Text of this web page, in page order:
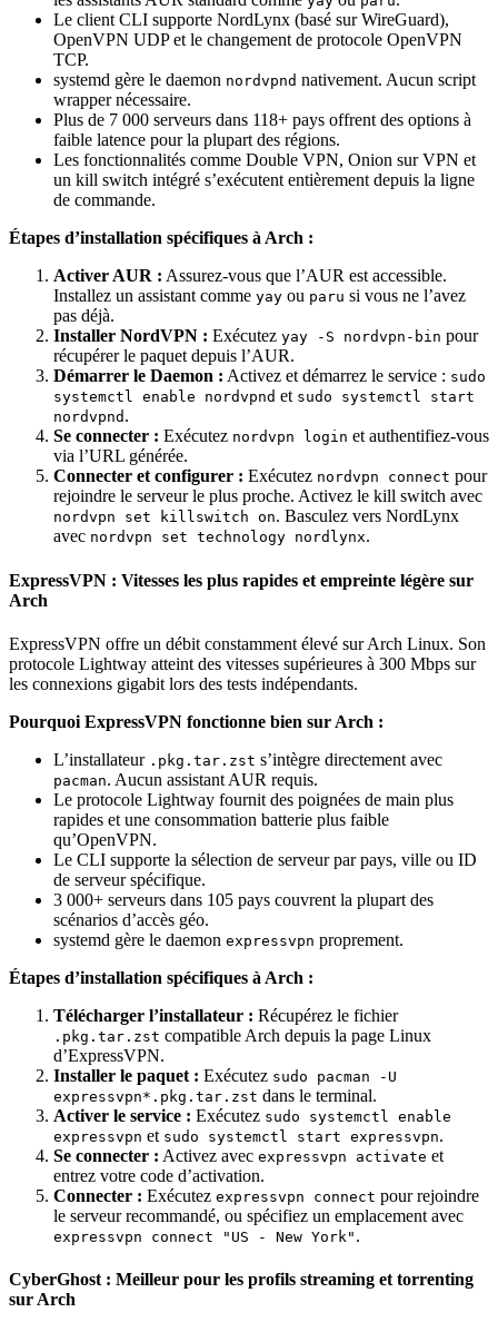
Le client CLI supporte NordLynx (basé sur WireGuard),
OpenVPN UDP et le changement de protocole OpenVPN
TCP.
systemd gère le daemon nordvpnd nativement. Aucun script
wrapper nécessaire.
Plus de 7 000 serveurs dans 118+ pays offrent des options à
faible latence pour la plupart des régions.
Les fonctionnalités comme Double VPN, Onion sur VPN et
un kill switch intégré s’exécutent entièrement depuis la ligne
de commande.
Étapes d’installation spécifiques à Arch :
Activer AUR : Assurez-vous que l’AUR est accessible.
Installez un assistant comme yay ou paru si vous ne l’avez
pas déjà.
Installer NordVPN : Exécutez yay -S nordvpn-bin pour
récupérer le paquet depuis l’AUR.
Démarrer le Daemon : Activez et démarrez le service : sudo
systemctl enable nordvpnd et sudo systemctl start
nordvpnd .
Se connecter : Exécutez nordvpn login et authentifiez-vous
via l’URL générée.
Connecter et configurer : Exécutez nordvpn connect pour
rejoindre le serveur le plus proche. Activez le kill switch avec
nordvpn set killswitch on. Basculez vers NordLynx
avec nordvpn set technology nordlynx.
ExpressVPN : Vitesses les plus rapides et empreinte légère sur
Arch
ExpressVPN offre un débit constamment élevé sur Arch Linux. Son
protocole Lightway atteint des vitesses supérieures à 300 Mbps sur
les connexions gigabit lors des tests indépendants.
Pourquoi ExpressVPN fonctionne bien sur Arch :
L’installateur .pkg.tar.zst s’intègre directement avec
pacman. Aucun assistant AUR requis.
Le protocole Lightway fournit des poignées de main plus
rapides et une consommation batterie plus faible
qu’OpenVPN.
Le CLI supporte la sélection de serveur par pays, ville ou ID
de serveur spécifique.
3 000+ serveurs dans 105 pays couvrent la plupart des
scénarios d’accès géo.
systemd gère le daemon expressvpn proprement.
Étapes d’installation spécifiques à Arch :
Télécharger l’installateur : Récupérez le fichier
.pkg.tar.zst compatible Arch depuis la page Linux
d’ExpressVPN.
Installer le paquet : Exécutez sudo pacman -U
expressvpn*.pkg.tar.zst dans le terminal.
Activer le service : Exécutez sudo systemctl enable
expressvpn et sudo systemctl start expressvpn.
Se connecter : Activez avec expressvpn activate et
entrez votre code d’activation.
Connecter : Exécutez expressvpn connect pour rejoindre
le serveur recommandé, ou spécifiez un emplacement avec
expressvpn connect "US - New York" .
CyberGhost : Meilleur pour les profils streaming et torrenting
sur Arch